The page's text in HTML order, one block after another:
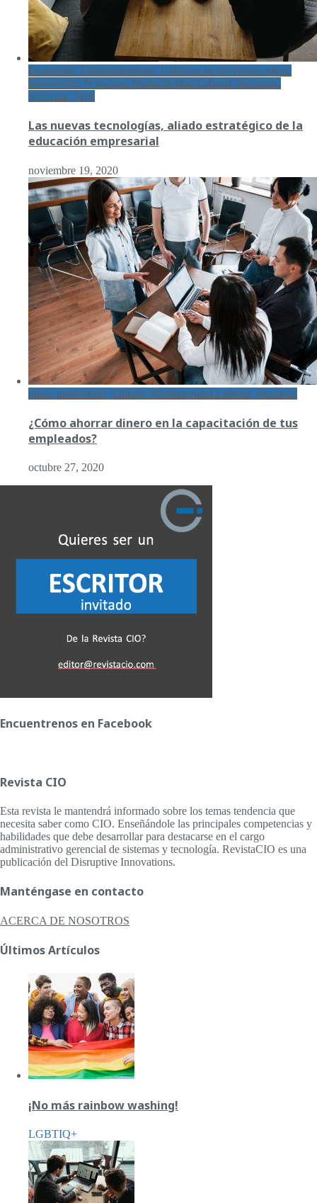
Desarrollo, Emprendimiento, Gerencia de proyectos, ideas,
innovación, Negocios, Productividad Laboral, Recursos,
Software, Web
Las nuevas tecnologías, aliado estratégico de la
educación empresarial
noviembre 19, 2020
ideas, innovación, Líderes, Productividad Laboral, Recursos
¿Cómo ahorrar dinero en la capacitación de tus
empleados?
octubre 27, 2020
Encuentrenos en Facebook
Revista CIO
Esta revista le mantendrá informado sobre los temas tendencia que
necesita saber como CIO. Enseñándole las principales competencias y
habilidades que debe desarrollar para destacarse en el cargo
administrativo gerencial de sistemas y tecnología. RevistaCIO es una
publicación del Disruptive Innovations.
Manténgase en contacto
ACERCA DE NOSOTROS
Últimos Artículos
¡No más rainbow washing!
LGBTIQ+